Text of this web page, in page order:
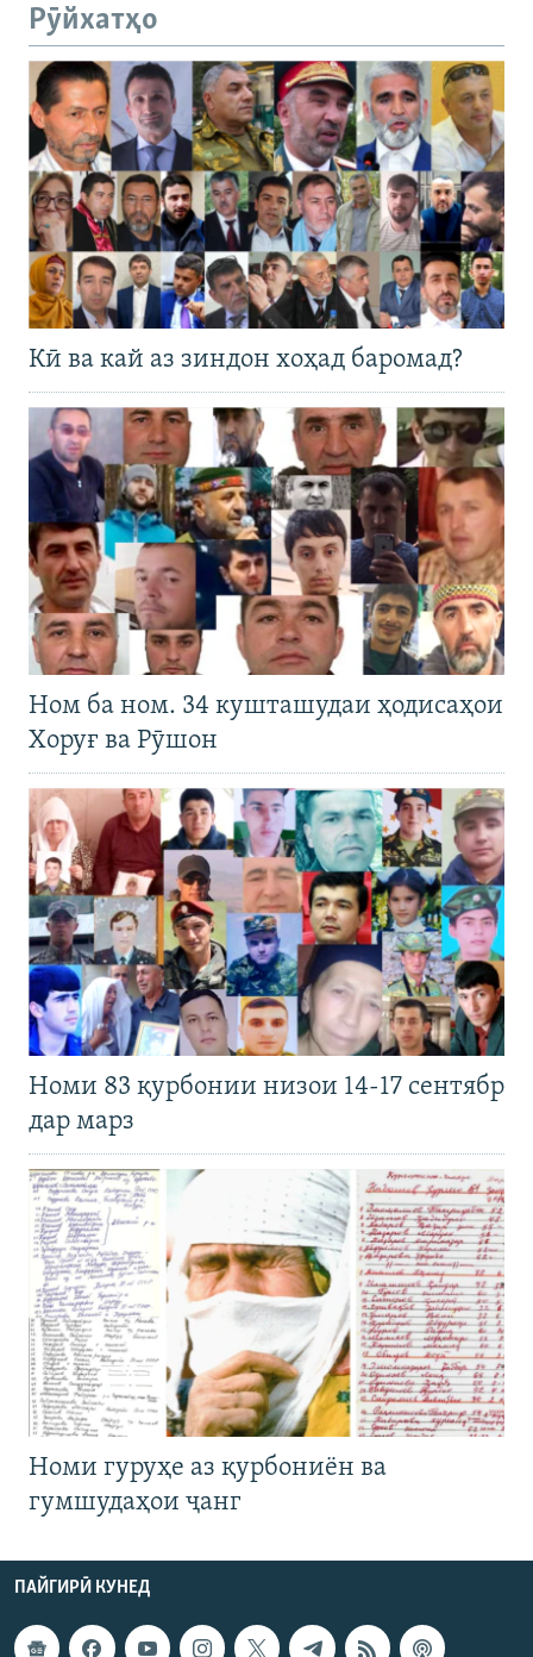
Рӯйхатҳо
Кӣ ва кай аз зиндон хоҳад баромад?
Ном ба ном. 34 кушташудаи ҳодисаҳои
Хоруғ ва Рӯшон
Номи 83 қурбонии низои 14-17 сентябр
дар марз
Номи гуруҳе аз қурбониён ва
гумшудаҳои ҷанг
ПАЙГИРӢ КУНЕД